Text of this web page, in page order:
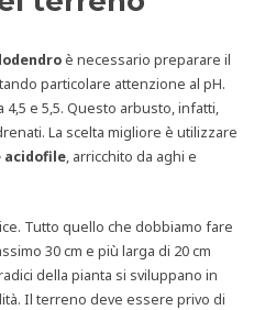
è necessario preparare il
particolare attenzione al pH.
e 5,5. Questo arbusto, infatti,
La scelta migliore è utilizzare
acidofile, arricchito da aghi e
Tutto quello che dobbiamo fare
30 cm e più larga di 20 cm
della pianta si sviluppano in
Il terreno deve essere privo di